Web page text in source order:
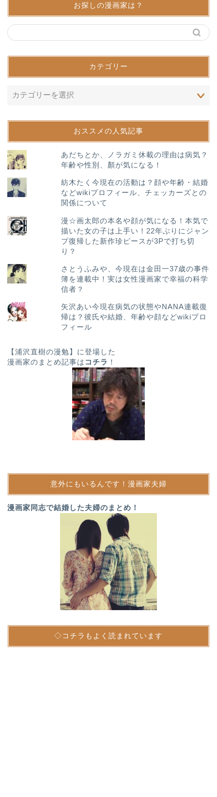
お探しの漫画家は？
カテゴリー
おススメの人気記事
あだちとか、ノラガミ休載の理由は病気？
年齢や性別、顏が気になる！
紡木たく今現在の活動は？顔や年齢・結婚
などwikiプロフィール、チェッカーズとの
関係について
漫☆画太郎の本名や顔が気になる！本気で
描いた女の子は上手い！22年ぶりにジャン
プ復帰した新作珍ピースが3Pで打ち切
り？
さとうふみや、今現在は金田一37歳の事件
簿を連載中！実は女性漫画家で幸福の科学
信者？
矢沢あい今現在病気の状態やNANA連載復
帰は？彼氏や結婚、年齢や顔などwikiプロ
フィール
【浦沢直樹の漫勉】に登場した
漫画家のまとめ記事は コチラ ！
意外にもいるんです！漫画家夫婦
漫画家同志で結婚した夫婦のまとめ！
◇コチラもよく読まれています